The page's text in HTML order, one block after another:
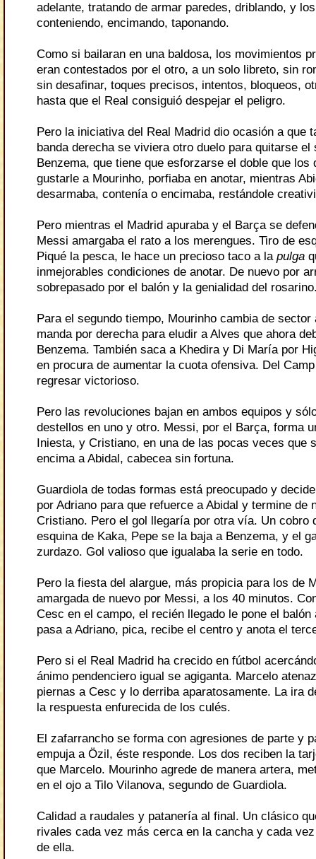
adelante, tratando de armar paredes, driblando, y
conteniendo, encimando, taponando.
Como si bailaran en una baldosa, los movimientos
eran contestados por el otro, a un solo libreto, sin
sin desafinar, toques precisos, intentos, bloqueos,
hasta que el Real consiguió despejar el peligro.
Pero la iniciativa del Real Madrid dio ocasión a que
banda derecha se viviera otro duelo para quitarse el
Benzema, que tiene que esforzarse el doble que los
gustarle a Mourinho, porfiaba en anotar, mientras
desarmaba, contenía o encimaba, restándole
Pero mientras el Madrid apuraba y el Barça se
Messi amargaba el rato a los merengues. Tiro de
Piqué la pesca, le hace un precioso taco a la pulga
inmejorables condiciones de anotar. De nuevo por
sobrepasado por el balón y la genialidad del
Para el segundo tiempo, Mourinho cambia de
manda por derecha para eludir a Alves que ahora
Benzema. También saca a Khedira y Di María por
en procura de aumentar la cuota ofensiva. Del
regresar victorioso.
Pero las revoluciones bajan en ambos equipos y
destellos en uno y otro. Messi, por el Barça, forma
Iniesta, y Cristiano, en una de las pocas veces que
encima a Abidal, cabecea sin fortuna.
Guardiola de todas formas está preocupado y
por Adriano para que refuerce a Abidal y termine de
Cristiano. Pero el gol llegaría por otra vía. Un cobro
esquina de Kaka, Pepe se la baja a Benzema, y el
zurdazo. Gol valioso que igualaba la serie en todo.
Pero la fiesta del alargue, más propicia para los de
amargada de nuevo por Messi, a los 40 minutos.
Cesc en el campo, el recién llegado le pone el
pasa a Adriano, pica, recibe el centro y anota el
Pero si el Real Madrid ha crecido en fútbol
ánimo pendenciero igual se agiganta. Marcelo
piernas a Cesc y lo derriba aparatosamente. La ira
la respuesta enfurecida de los culés.
El zafarrancho se forma con agresiones de parte y
empuja a Özil, éste responde. Los dos reciben la
que Marcelo. Mourinho agrede de manera artera,
en el ojo a Tilo Vilanova, segundo de Guardiola.
Calidad a raudales y patanería al final. Un clásico
rivales cada vez más cerca en la cancha y cada
de ella.